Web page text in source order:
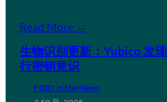
Read More →
生物识别更新：Yubico 发
行密钥意识
FIDO in the News